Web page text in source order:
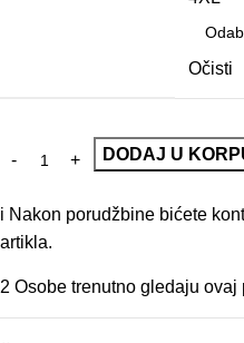
Očisti
DODAJ U
i Nakon porudžbine bićete
artikla.
2 Osobe trenutno gledaju ovaj